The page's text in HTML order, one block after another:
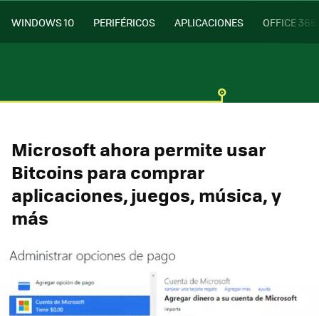
WINDOWS 10 PERIFÉRICOS APLICACIONES OFFICE 365
Microsoft ahora permite usar
Bitcoins para comprar
aplicaciones, juegos, música, y
más